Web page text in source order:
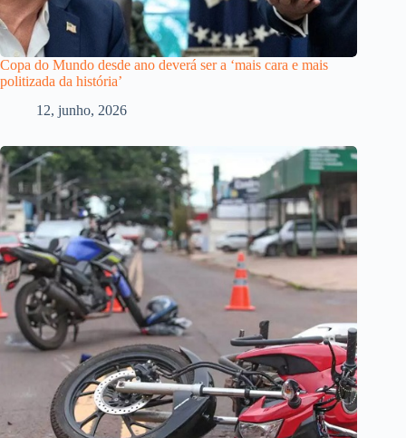
Copa do Mundo desde ano deverá ser a ‘mais cara e mais
politizada da história’
12, junho, 2026